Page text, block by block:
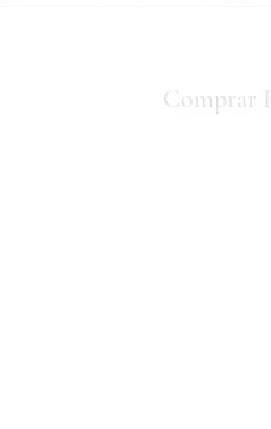
Comprar